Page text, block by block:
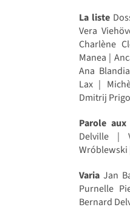
La liste
Vera
Charlène
Manea |
Ana
Lax |
Dmitrij
Parole
Delville |
Wróblewski
Varia Jan
Purnelle
Bernard